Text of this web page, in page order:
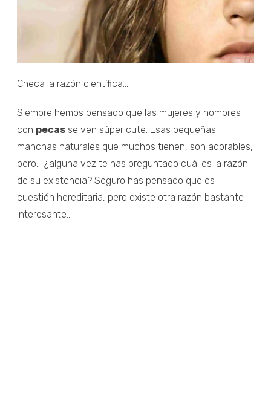
Checa la razón científica...
Siempre hemos pensado que las mujeres y hombres
con pecas se ven súper cute. Esas pequeñas
manchas naturales que muchos tienen, son adorables,
pero... ¿alguna vez te has preguntado cuál es la razón
de su existencia? Seguro has pensado que es
cuestión hereditaria, pero existe otra razón bastante
interesante...